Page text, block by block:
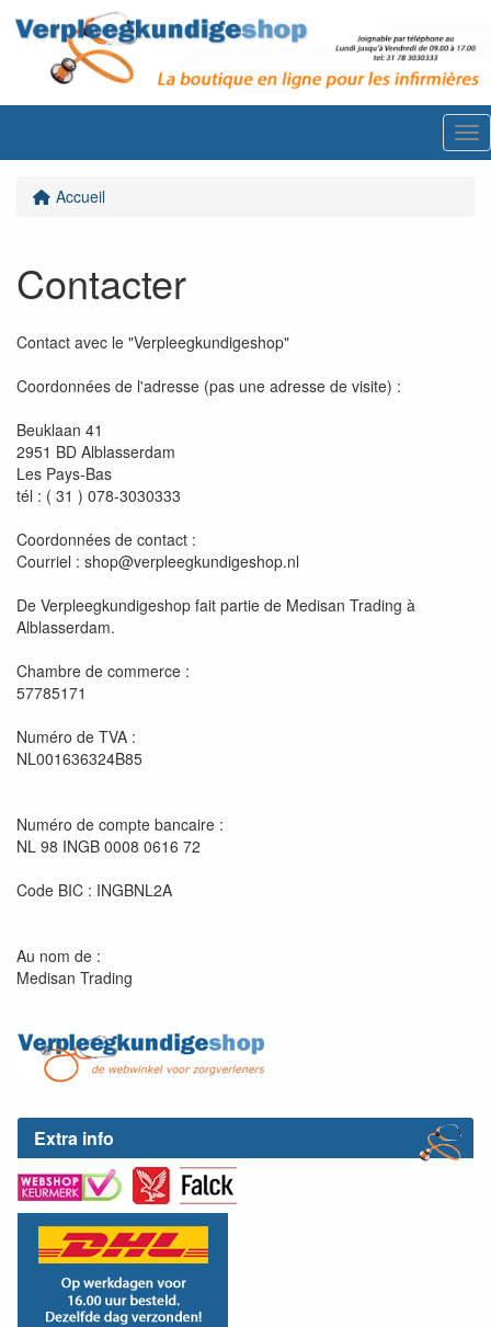
Extra info
Accueil
Contacter
Contact avec le "Verpleegkundigeshop"
Coordonnées de l'adresse (pas une adresse de visite) :
Beuklaan 41
2951 BD Alblasserdam
Les Pays-Bas
tél : ( 31 ) 078-3030333
Coordonnées de contact :
Courriel : shop@verpleegkundigeshop.nl
De Verpleegkundigeshop fait partie de Medisan Trading à
Alblasserdam.
Chambre de commerce :
57785171
Numéro de TVA :
NL001636324B85
Numéro de compte bancaire :
NL 98 INGB 0008 0616 72
Code BIC : INGBNL2A
Au nom de :
Medisan Trading